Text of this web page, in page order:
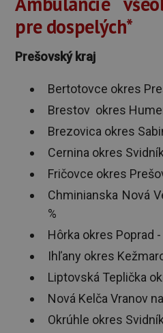
pre dospelých*
Prešovský kraj
Bertotovce okres
Brestov okres
Brezovica okres
Cernina okres
Fričovce okres
Chminianska Nová
%
Hôrka okres Poprad -
Ihľany okres
Liptovská Teplička
Nová Kelča Vranov
Okrúhle okres